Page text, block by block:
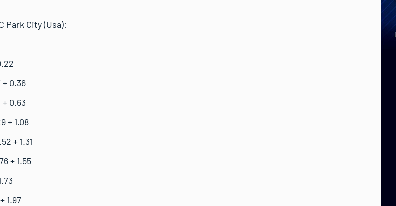
Park City (Usa):
+ 0.36
0.63
+ 1.08
+ 1.31
+ 1.55
1.97